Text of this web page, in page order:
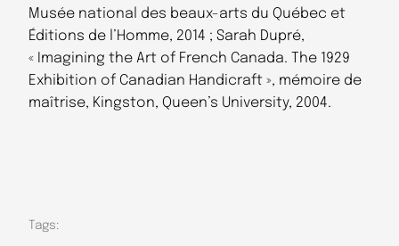
Musée national des beaux-arts du Québec et
Éditions de l’Homme, 2014 ; Sarah Dupré,
« Imagining the Art of French Canada. The 1929
Exhibition of Canadian Handicraft », mémoire de
maîtrise, Kingston, Queen’s University, 2004.
Tags: